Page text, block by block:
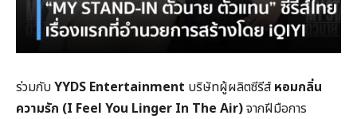
ร่วมกับYYDS Entertainment บริษัทผู้ผลิตซีรีส์ หอมกลิ่น
ความรัก (I Feel You Linger In The Air)จากฝีมือการ